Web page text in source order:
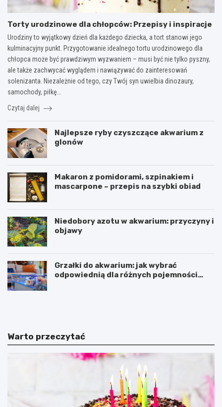
Torty urodzinowe dla chłopców: Przepisy i inspiracje
Urodziny to wyjątkowy dzień dla każdego dziecka, a tort stanowi jego
kulminacyjny punkt. Przygotowanie idealnego tortu urodzinowego dla
chłopca może być prawdziwym wyzwaniem – musi być nie tylko pyszny,
ale także zachwycać wyglądem i nawiązywać do zainteresowań
solenizanta. Niezależnie od tego, czy Twój syn uwielbia dinozaury,
samochody, piłkę…
Czytaj dalej
Najlepsze ryby czyszczące akwarium z
glonów
Makaron z pomidorami, szpinakiem i
mascarpone – przepis na szybki obiad
Niedobory azotu w akwarium: przyczyny i
objawy
Grzałki do akwarium: jak wybrać
odpowiednią dla różnych pojemności
D
t
S
s
B
l
o
u
Warto przeczytać